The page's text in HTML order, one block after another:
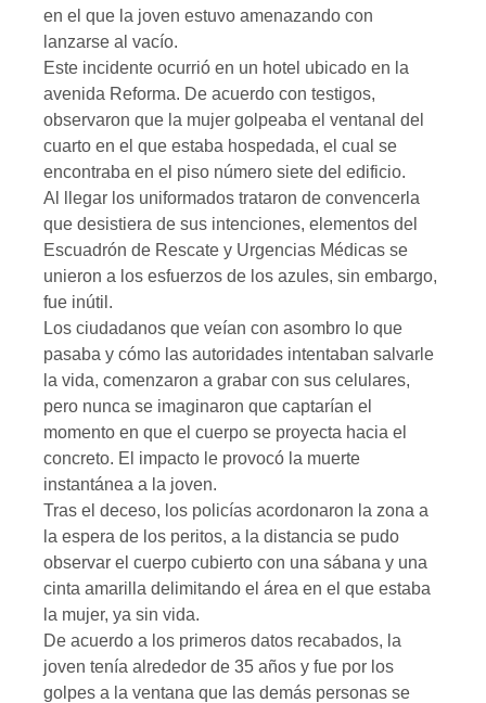
en el que la joven estuvo amenazando con
lanzarse al vacío.
Este incidente ocurrió en un hotel ubicado en la
avenida Reforma. De acuerdo con testigos,
observaron que la mujer golpeaba el ventanal del
cuarto en el que estaba hospedada, el cual se
encontraba en el piso número siete del edificio.
Al llegar los uniformados trataron de convencerla
que desistiera de sus intenciones, elementos del
Escuadrón de Rescate y Urgencias Médicas se
unieron a los esfuerzos de los azules, sin embargo,
fue inútil.
Los ciudadanos que veían con asombro lo que
pasaba y cómo las autoridades intentaban salvarle
la vida, comenzaron a grabar con sus celulares,
pero nunca se imaginaron que captarían el
momento en que el cuerpo se proyecta hacia el
concreto. El impacto le provocó la muerte
instantánea a la joven.
Tras el deceso, los policías acordonaron la zona a
la espera de los peritos, a la distancia se pudo
observar el cuerpo cubierto con una sábana y una
cinta amarilla delimitando el área en el que estaba
la mujer, ya sin vida.
De acuerdo a los primeros datos recabados, la
joven tenía alrededor de 35 años y fue por los
golpes a la ventana que las demás personas se